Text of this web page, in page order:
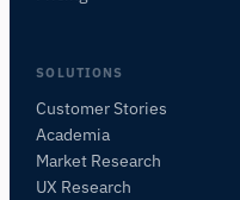
SOLUTIONS
Customer Stories
Academia
Market Research
UX Research研究方法、製品、